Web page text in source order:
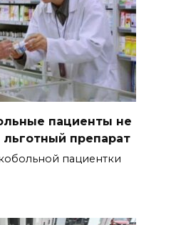
пациенты не
препарат
пациентки